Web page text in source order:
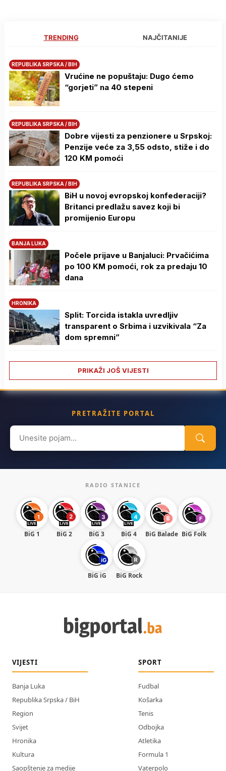
TRENDING NAJČITANIJE
REPUBLIKA SRPSKA / BIH
Vrućine ne popuštaju: Dugo ćemo
“gorjeti” na 40 stepeni
REPUBLIKA SRPSKA / BIH
Dobre vijesti za penzionere u Srpskoj:
Penzije veće za 3,55 odsto, stiže i do
120 KM pomoći
REPUBLIKA SRPSKA / BIH
BiH u novoj evropskoj konfederaciji?
Britanci predlažu savez koji bi
promijenio Europu
BANJA LUKA
Počele prijave u Banjaluci: Prvačićima
po 100 KM pomoći, rok za predaju 10
dana
HRONIKA
Split: Torcida istakla uvredljiv
transparent o Srbima i uzvikivala “Za
dom spremni”
PRIKAŽI JOŠ VIJESTI
PRETRAŽITE PORTAL
Search
for:
RADIO STANICE
BiG 1 BiG 2 BiG 3 BiG 4 BiG Balade BiG Folk
BiG iG BiG Rock
VIJESTI
Banja Luka
Republika Srpska / BiH
Region
Svijet
Hronika
Kultura
Saopštenje za medije
SPORT
Fudbal
Košarka
Tenis
Odbojka
Atletika
Formula 1
Vaterpolo